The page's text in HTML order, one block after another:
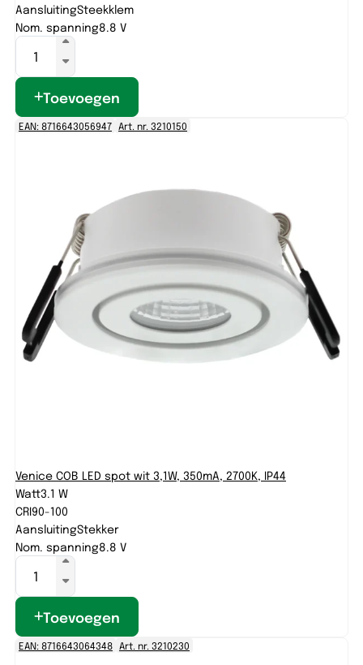
AansluitingSteekklem
Nom. spanning8.8 V
Toevoegen
EAN: 8716643056947 Art. nr. 3210150
Venice COB LED spot wit 3,1W, 350mA, 2700K, IP44
Watt3.1 W
CRI90-100
AansluitingStekker
Nom. spanning8.8 V
Toevoegen
EAN: 8716643064348 Art. nr. 3210230